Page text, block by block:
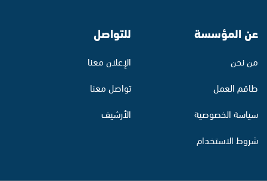
عن المؤسسة
من نحن
طاقم العمل
سياسة الخصوصية
شروط الاستخدام
للتواصل
الإعلان معنا
تواصل معنا
الأرشيف